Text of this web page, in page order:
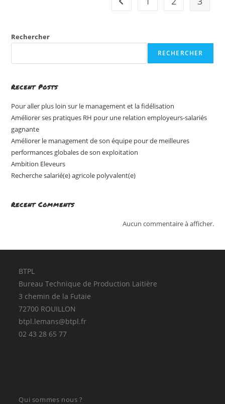
Rechercher
RECHERCHER
Recent Posts
Pour aller plus loin sur le management et la fidélisation
Améliorer ses pratiques RH pour une relation employeurs-salariés
gagnante
Améliorer le management de son équipe pour de meilleures
performances globales de son exploitation
Ambition Eleveurs
Recherche salarié(e) agricole polyvalent(e)
Recent Comments
Aucun commentaire à afficher.
BTPL
Bureau Technique de Production Laitière
3 chemin de la Futaie
72700 ROUILLON
btpl.lemans@btpl.fr
02 43 28 65 77
Qui sommes nous ?